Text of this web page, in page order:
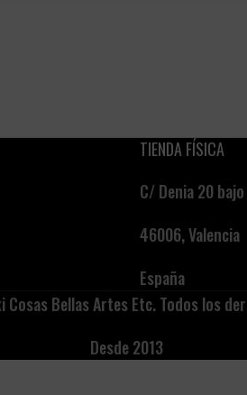
TIENDA FÍSICA
C/ Denia 20
46006, Valencia
España
Bellas Artes Etc. Todos los
Desde 2013